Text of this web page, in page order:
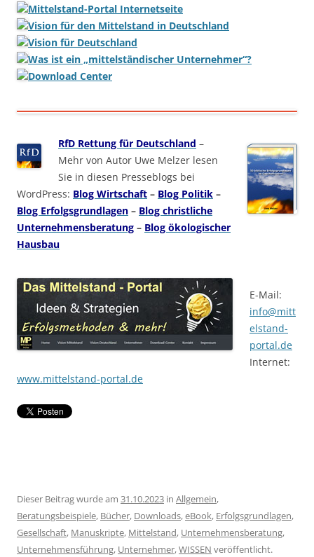
Mittelstand-Portal Internetseite
Vision für den Mittelstand in Deutschland
Vision für Deutschland
Was ist ein „mittelständischer Unternehmer“?
Download Center
RfD Rettung für Deutschland –
Mehr von Autor Uwe Melzer lesen
Sie in diesen Presseblogs bei
WordPress: Blog Wirtschaft – Blog Politik –
Blog Erfolgsgrundlagen – Blog christliche
Unternehmensberatung – Blog ökologischer
Hausbau
E-Mail:
info@mitt
elstand-
portal.de
Internet:
www.mittelstand-portal.de
Dieser Beitrag wurde am 31.10.2023 in Allgemein,
Beratungsbeispiele, Bücher, Downloads,eBook, Erfolgsgrundlagen,
Gesellschaft, Manuskripte, Mittelstand, Unternehmensberatung,
Unternehmensführung, Unternehmer,WISSEN veröffentlicht.